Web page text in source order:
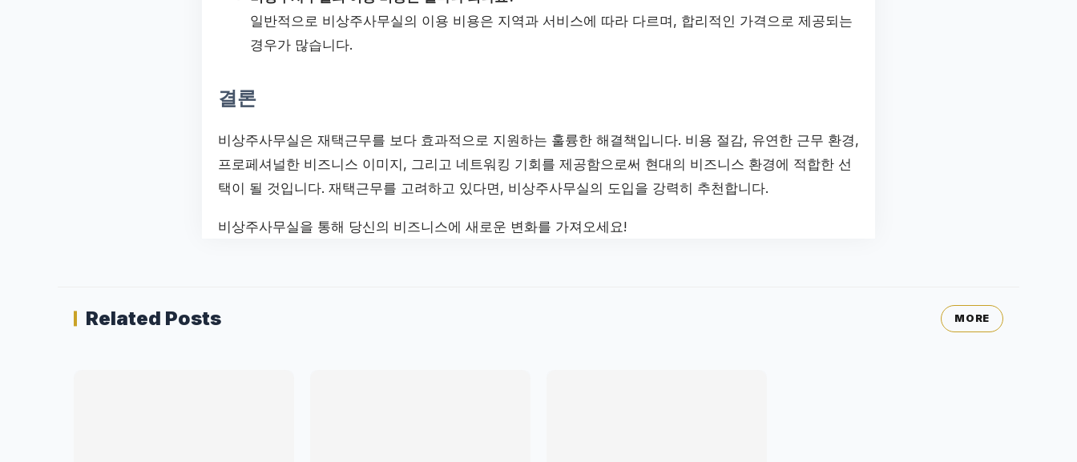
일반적으로 비상주사무실의 이용 비용은 지역과 서비스에 따라 다르며, 합리적인 가격으로 제공되는
경우가 많습니다.
결론
비상주사무실은 재택근무를 보다 효과적으로 지원하는 훌륭한 해결책입니다. 비용 절감, 유연한 근무 환경,
프로페셔널한 비즈니스 이미지, 그리고 네트워킹 기회를 제공함으로써 현대의 비즈니스 환경에 적합한 선
택이 될 것입니다. 재택근무를 고려하고 있다면, 비상주사무실의 도입을 강력히 추천합니다.
비상주사무실을 통해 당신의 비즈니스에 새로운 변화를 가져오세요!
Related Posts MORE